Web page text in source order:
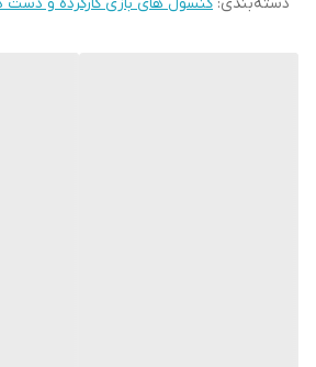
دسته‌بندی:کنسول های بازی کارکرده و دست